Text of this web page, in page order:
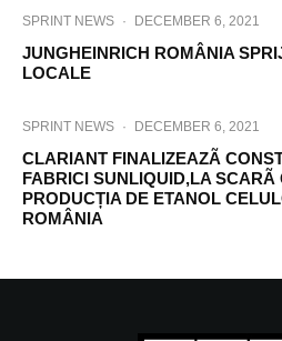
SPRINT NEWS · DECEMBER 6, 2021
JUNGHEINRICH ROMÂNIA
LOCALE
SPRINT NEWS · DECEMBER 6, 2021
CLARIANT FINALIZEAZÃ
FABRICI SUNLIQUID,LA
PRODUCȚIA DE ETANOL
ROMÂNIA